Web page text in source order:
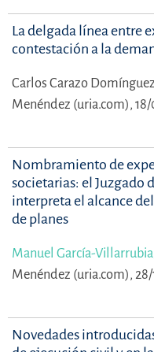
La delgada línea entre
contestación a la
Carlos Carazo
Menéndez (uria.com),
Nombramiento de
societarias: el Juzgado
interpreta el alcance del
de planes
Manuel García-Villarrubia
Menéndez (uria.com),
Novedades introducidas